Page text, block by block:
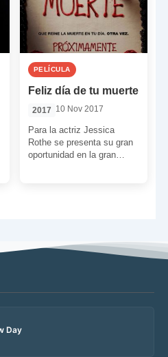
PELÍCULA
Feliz día de tu muerte
2017 10 Nov 2017
Para la actriz Jessica
Rothe se presenta su gran
oportunidad en la gran
Day